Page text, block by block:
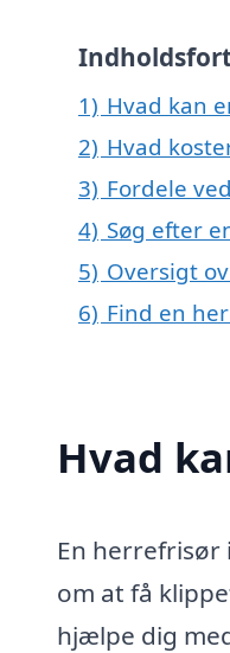
1) Hvad kan
2) Hvad
3) Fordele
4) Søg efter
5) Oversigt
6) Find en
Hvad
En herrefrisør
om at få
hjælpe dig